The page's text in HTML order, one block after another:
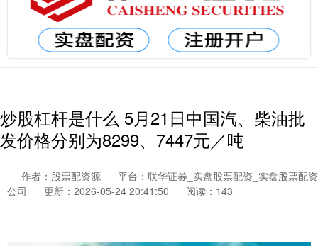
炒股杠杆是什么 5月21日中国汽、柴油批
发价格分别为8299、7447元／吨
作者：股票配资源
平台：联华证券_实盘股票配资_实盘股票配资
公司
更新：2026-05-24 20:41:50 阅读：143